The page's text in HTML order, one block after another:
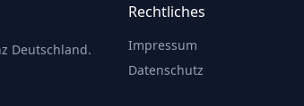
Deutschland.
Rechtliches
Impressum
Datenschutz